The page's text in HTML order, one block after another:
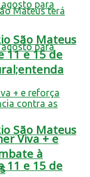
São Mateus
11 e 15 de
São Mateus
11 e 15 de
Viva + e
à